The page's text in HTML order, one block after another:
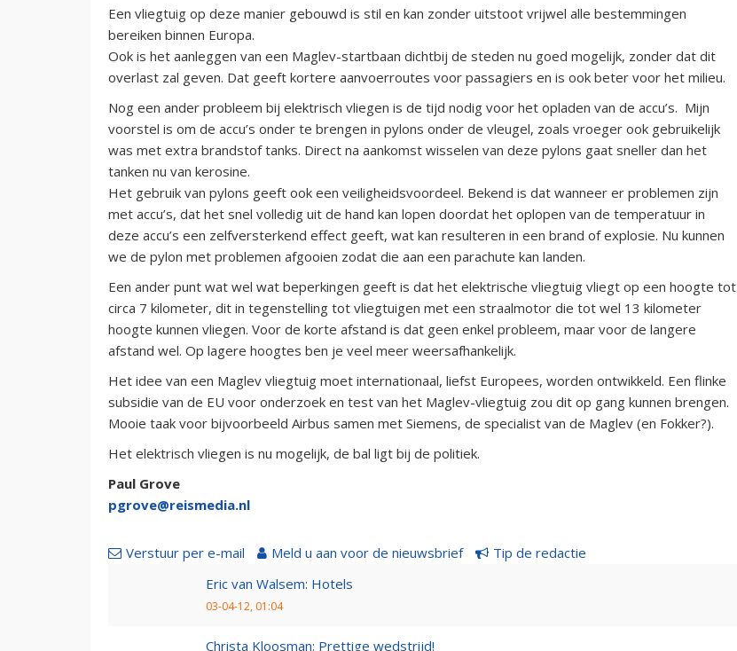
Een vliegtuig op deze manier gebouwd is stil en kan zonder uitstoot vrijwel alle bestemmingen
bereiken binnen Europa.
Ook is het aanleggen van een Maglev-startbaan dichtbij de steden nu goed mogelijk, zonder dat dit
overlast zal geven. Dat geeft kortere aanvoerroutes voor passagiers en is ook beter voor het milieu.
Nog een ander probleem bij elektrisch vliegen is de tijd nodig voor het opladen van de accu’s. Mijn
voorstel is om de accu’s onder te brengen in pylons onder de vleugel, zoals vroeger ook gebruikelijk
was met extra brandstof tanks. Direct na aankomst wisselen van deze pylons gaat sneller dan het
tanken nu van kerosine.
Het gebruik van pylons geeft ook een veiligheidsvoordeel. Bekend is dat wanneer er problemen zijn
met accu’s, dat het snel volledig uit de hand kan lopen doordat het oplopen van de temperatuur in
deze accu’s een zelfversterkend effect geeft, wat kan resulteren in een brand of explosie. Nu kunnen
we de pylon met problemen afgooien zodat die aan een parachute kan landen.
Een ander punt wat wel wat beperkingen geeft is dat het elektrische vliegtuig vliegt op een hoogte tot
circa 7 kilometer, dit in tegenstelling tot vliegtuigen met een straalmotor die tot wel 13 kilometer
hoogte kunnen vliegen. Voor de korte afstand is dat geen enkel probleem, maar voor de langere
afstand wel. Op lagere hoogtes ben je veel meer weersafhankelijk.
Het idee van een Maglev vliegtuig moet internationaal, liefst Europees, worden ontwikkeld. Een flinke
subsidie van de EU voor onderzoek en test van het Maglev-vliegtuig zou dit op gang kunnen brengen.
Mooie taak voor bijvoorbeeld Airbus samen met Siemens, de specialist van de Maglev (en Fokker?).
Het elektrisch vliegen is nu mogelijk, de bal ligt bij de politiek.
Paul Grove
pgrove@reismedia.nl
Verstuur per e-mail Meld u aan voor de nieuwsbrief
Tip de redactie
Eric van Walsem: Hotels
03-04-12, 01:04
Christa Kloosman: Prettige wedstrijd!